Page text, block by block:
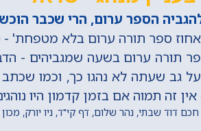
הספר ערום, הרי שכבר
ספר תורה ערום בלא מטפחת'
תורה ערום בשעה שמגביהים -
גב שעתה לא נהגו כך, וכמו
זה תמוה אם בזמן קדמון היו
חכם דוד שבתי, נהר שלום, דף קי"ד, ניו יורק, מכון גבעות עולם,